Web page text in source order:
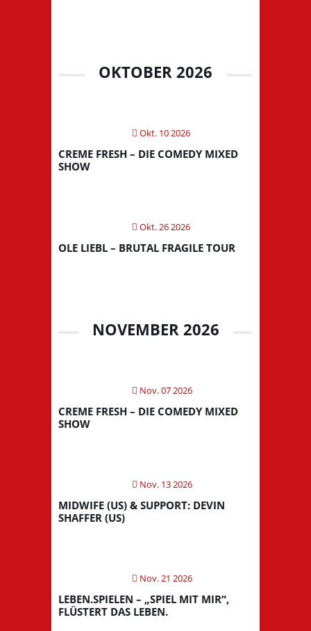
OKTOBER 2026
Okt. 10 2026
CREME FRESH – DIE COMEDY MIXED
SHOW
Okt. 26 2026
OLE LIEBL – BRUTAL FRAGILE TOUR
NOVEMBER 2026
Nov. 07 2026
CREME FRESH – DIE COMEDY MIXED
SHOW
Nov. 13 2026
MIDWIFE (US) & SUPPORT: DEVIN
SHAFFER (US)
Nov. 21 2026
LEBEN.SPIELEN – „SPIEL MIT MIR“,
FLÜSTERT DAS LEBEN.